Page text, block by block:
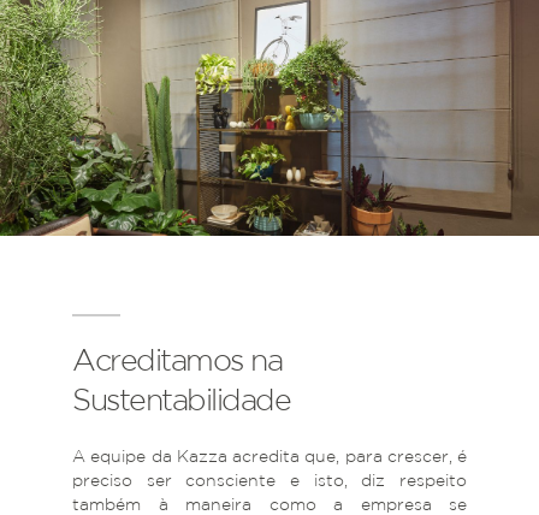
Acreditamos na
Sustentabilidade
A equipe da Kazza acredita que, para crescer, é
preciso ser consciente e isto, diz respeito
também à maneira como a empresa se